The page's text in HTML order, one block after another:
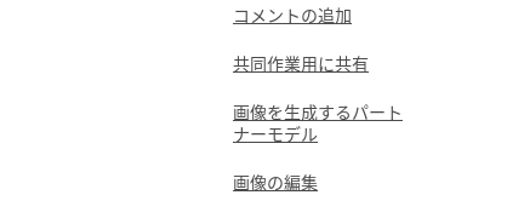
コメントの追加
共同作業用に共有
画像を生成するパート
ナーモデル
画像の編集